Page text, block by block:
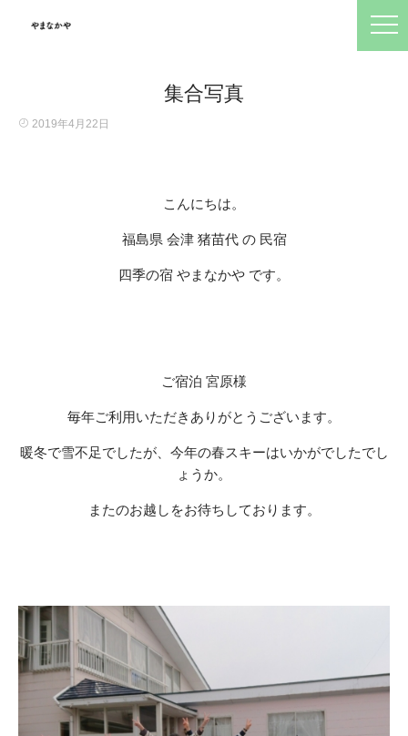
集合写真
2019年4月22日
こんにちは。
福島県 会津 猪苗代 の 民宿
四季の宿 やまなかや です。
ご宿泊 宮原様
毎年ご利用いただきありがとうございます。
暖冬で雪不足でしたが、今年の春スキーはいかがでしたでし
ょうか。
またのお越しをお待ちしております。